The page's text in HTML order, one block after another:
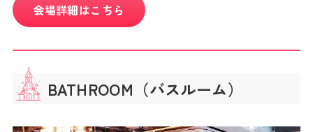
会場詳細はこちら
BATHROOM（バスルーム）